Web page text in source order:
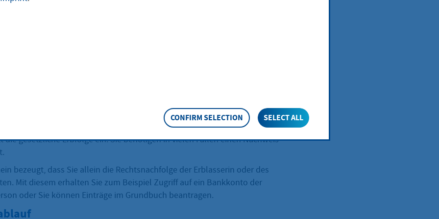
einen Alleinerbschein beim Nachlassgericht beantragen.
Person kein Testament hinterlassen und keinen Erbvertrag
die gesetzliche Erbfolge ein. Sie benötigen in vielen Fällen einen Nachweis
bezeugt, dass Sie allein die Rechtsnachfolge der Erblasserin oder des
Mit diesem erhalten Sie zum Beispiel Zugriff auf ein Bankkonto der
oder Sie können Einträge im Grundbuch beantragen.
CONFIRM SELECTION SELECT ALL